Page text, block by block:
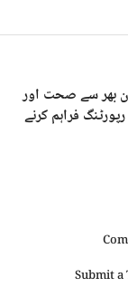
بھر سے صحت اور
فراہم کرنے
Submit a